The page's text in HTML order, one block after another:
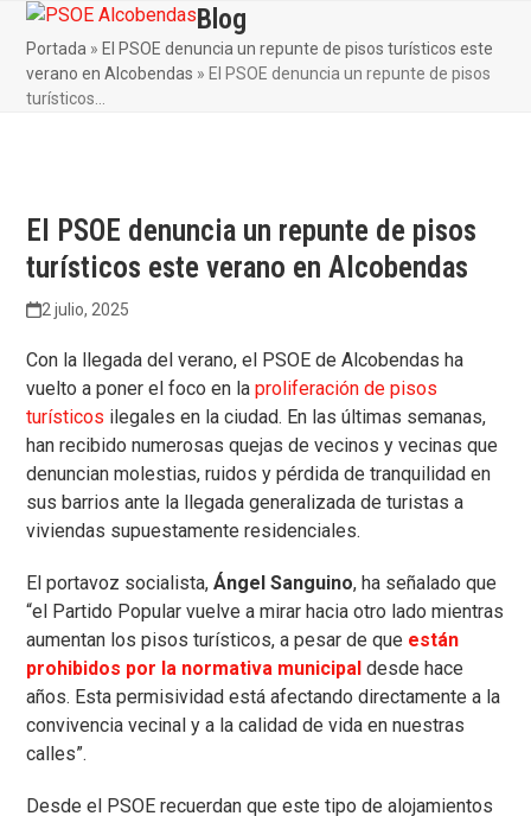
Skip
content
Open
mobile
menu
Close
mobile
menu
Blog
Portada » El PSOE denuncia un repunte de pisos turísticos este
verano en Alcobendas » El PSOE denuncia un repunte de pisos
turísticos…
El PSOE denuncia un repunte de pisos
turísticos este verano en Alcobendas
2 julio, 2025
Con la llegada del verano, el PSOE de Alcobendas ha
vuelto a poner el foco en laproliferación de pisos
turísticos ilegales en la ciudad. En las últimas semanas,
han recibido numerosas quejas de vecinos y vecinas que
denuncian molestias, ruidos y pérdida de tranquilidad en
sus barrios ante la llegada generalizada de turistas a
viviendas supuestamente residenciales.
El portavoz socialista,Ángel Sanguino, ha señalado que
“el Partido Popular vuelve a mirar hacia otro lado mientras
aumentan los pisos turísticos, a pesar de que están
prohibidos por la normativa municipal desde hace
años. Esta permisividad está afectando directamente a la
convivencia vecinal y a la calidad de vida en nuestras
calles”.
Desde el PSOE recuerdan que este tipo de alojamientos